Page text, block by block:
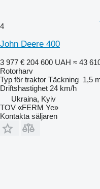
4
John Deere 400
3 977 € 204 600 UAH ≈ 43
Rotorharv
Typ för traktor Täckning 1,5
Driftshastighet 24 km/h
Ukraina, Kyiv
TOV «FERM Ye»
Kontakta säljaren